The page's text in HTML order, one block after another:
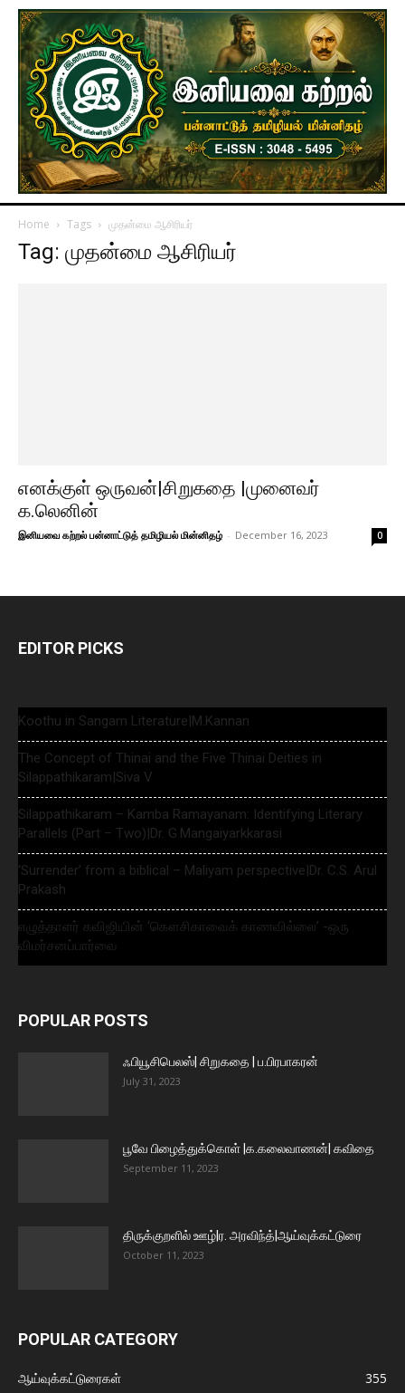
Home Tags முதன்மை ஆசிரியர்
Tag: முதன்மை ஆசிரியர்
எனக்குள் ஒருவன்|சிறுகதை |முனைவர்
க.லெனின்
இனியவை கற்றல் பன்னாட்டுத் தமிழியல் மின்னிதழ் - December 16, 2023 0
EDITOR PICKS
Koothu in Sangam Literature|M.Kannan
The Concept of Thinai and the Five Thinai Deities in
Silappathikaram|Siva V
Silappathikaram – Kamba Ramayanam: Identifying Literary
Parallels (Part – Two)|Dr. G.Mangaiyarkkarasi
‘Surrender’ from a biblical – Maliyam perspective|Dr. C.S. Arul
Prakash
எழுத்தாளர் கவிஜியின் ‘கௌசிகாவைக் காணவில்லை’ -ஒரு
விமர்சனப்பார்வை
POPULAR POSTS
ஃபியூசிபெலஸ்| சிறுகதை | ப.பிரபாகரன்
July 31, 2023
பூவே பிழைத்துக்கொள் |க.கலைவாணன்| கவிதை
September 11, 2023
திருக்குறளில் ஊழ்|ர. அரவிந்த்|ஆய்வுக்கட்டுரை
October 11, 2023
POPULAR CATEGORY
ஆய்வுக்கட்டுரைகள்
355